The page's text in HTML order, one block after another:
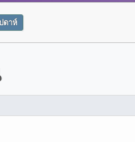
ดาห์